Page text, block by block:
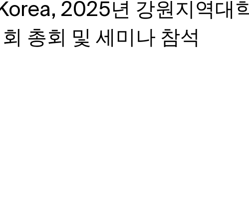
2025년 강원지역대
총회 및 세미나 참석